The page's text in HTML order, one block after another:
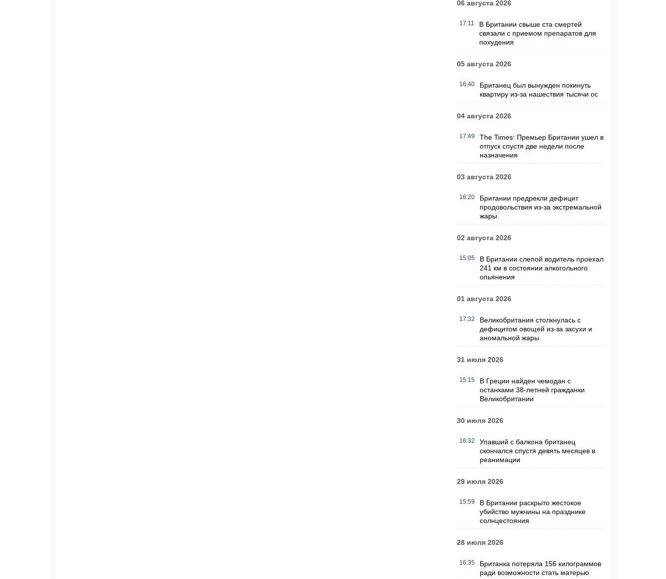
06 августа 2026
17:11
В Британии свыше ста смертей
связали с приемом препаратов для
похудения
05 августа 2026
16:40
Британец был вынужден покинуть
квартиру из-за нашествия тысячи ос
04 августа 2026
17:49
The Times: Премьер Британии ушел в
отпуск спустя две недели после
назначения
03 августа 2026
16:20
Британии предрекли дефицит
продовольствия из-за экстремальной
жары
02 августа 2026
15:05
В Британии слепой водитель проехал
241 км в состоянии алкогольного
опьянения
01 августа 2026
17:32
Великобритания столкнулась с
дефицитом овощей из-за засухи и
аномальной жары
31 июля 2026
15:15
В Греции найден чемодан с
останками 38-летней гражданки
Великобритании
30 июля 2026
16:32
Упавший с балкона британец
скончался спустя девять месяцев в
реанимации
29 июля 2026
15:59
В Британии раскрыто жестокое
убийство мужчины на празднике
солнцестояния
28 июля 2026
16:35
Британка потеряла 156 килограммов
ради возможности стать матерью